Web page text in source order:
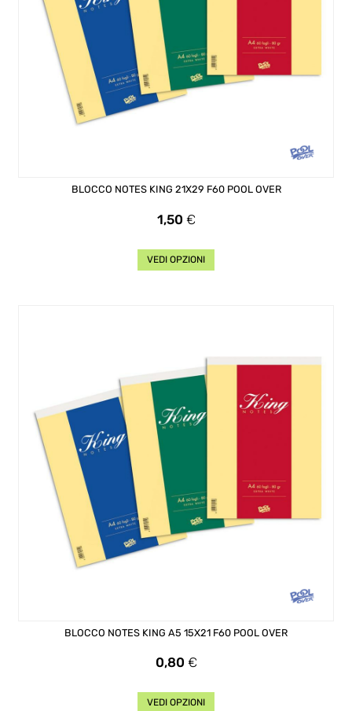
BLOCCO NOTES KING 21X29 F60 POOL OVER
Prezzo
1,50 €
VEDI OPZIONI
BLOCCO NOTES KING A5 15X21 F60 POOL OVER
Prezzo
0,80 €
VEDI OPZIONI